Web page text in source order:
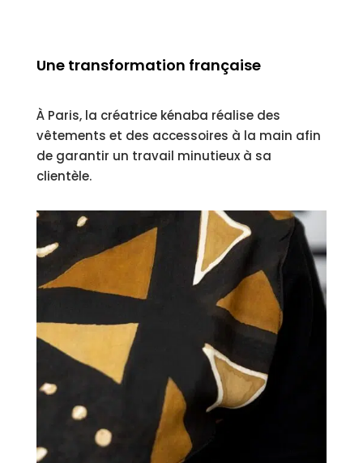
Une transformation française
À Paris, la créatrice kénaba réalise des
vêtements et des accessoires à la main afin
de garantir un travail minutieux à sa
clientèle.